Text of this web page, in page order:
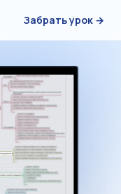
Забрать урок →